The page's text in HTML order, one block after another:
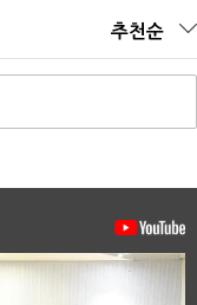
추천순